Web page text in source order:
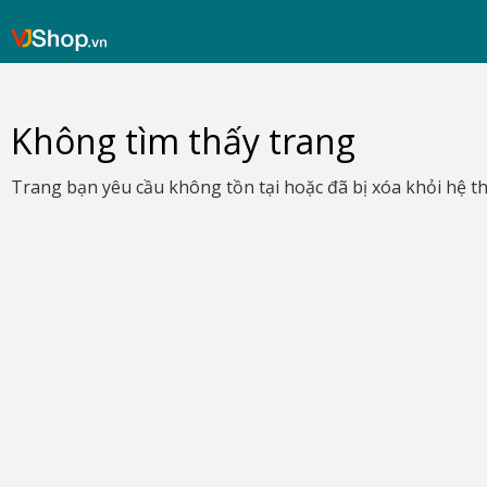
Skip
to
VJShop.vn
Không tìm thấy trang
Trang bạn yêu cầu không tồn tại hoặc đã bị xóa khỏi hệ